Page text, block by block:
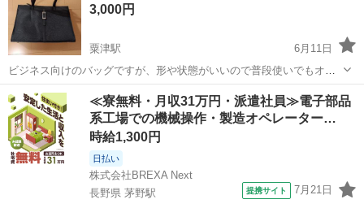
3,000円
粟津駅
6月11日
ビジネス向けのバッグですが、形や状態がいいので普段使いでもオシ
ャレだと思います。
石川 小松市 粟津駅 バッグ
≪寮無料・月収31万円・派遣社員≫電子部品
系工場での機械操作・製造オペレーター…
時給1,300円
日払い
株式会社BREXA Next
長野県 茅野駅
提携サイト 7月21日